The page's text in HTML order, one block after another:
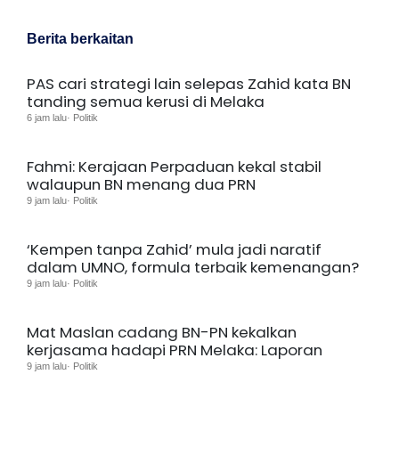
Berita berkaitan
PAS cari strategi lain selepas Zahid kata BN
tanding semua kerusi di Melaka
6 jam lalu· Politik
Fahmi: Kerajaan Perpaduan kekal stabil
walaupun BN menang dua PRN
9 jam lalu· Politik
‘Kempen tanpa Zahid’ mula jadi naratif
dalam UMNO, formula terbaik kemenangan?
9 jam lalu· Politik
Mat Maslan cadang BN-PN kekalkan
kerjasama hadapi PRN Melaka: Laporan
9 jam lalu· Politik